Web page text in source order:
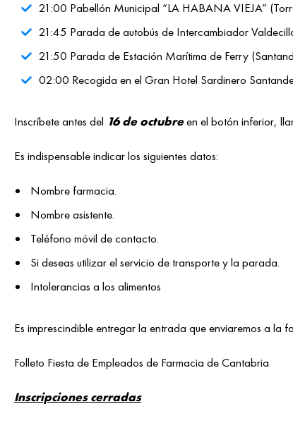
21:00 Pabellón Municipal “LA HABANA VIEJA”
21:45 Parada de autobús de Intercambiador
21:50 Parada de Estación Marítima de Ferry
02:00 Recogida en el Gran Hotel Sardinero
Inscríbete antes del 16 de octubreen el botón inferior,
Es indispensable indicar los siguientes datos:
Nombre farmacia.
Nombre asistente.
Teléfono móvil de contacto.
Si deseas utilizar el servicio de transporte y la parada.
Intolerancias a los alimentos
Es imprescindible entregar la entrada que enviaremos a la
Folleto Fiesta de Empleados de Farmacia de Cantabria
Inscripciones cerradas